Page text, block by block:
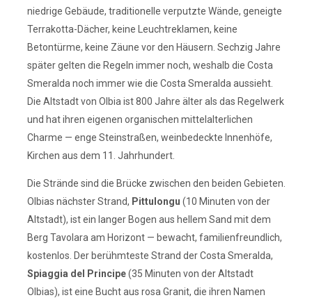
niedrige Gebäude, traditionelle verputzte Wände, geneigte
Terrakotta-Dächer, keine Leuchtreklamen, keine
Betontürme, keine Zäune vor den Häusern. Sechzig Jahre
später gelten die Regeln immer noch, weshalb die Costa
Smeralda noch immer wie die Costa Smeralda aussieht.
Die Altstadt von Olbia ist 800 Jahre älter als das Regelwerk
und hat ihren eigenen organischen mittelalterlichen
Charme — enge Steinstraßen, weinbedeckte Innenhöfe,
Kirchen aus dem 11. Jahrhundert.
Die Strände sind die Brücke zwischen den beiden Gebieten.
Olbias nächster Strand, Pittulongu (10 Minuten von der
Altstadt), ist ein langer Bogen aus hellem Sand mit dem
Berg Tavolara am Horizont — bewacht, familienfreundlich,
kostenlos. Der berühmteste Strand der Costa Smeralda,
Spiaggia del Principe(35 Minuten von der Altstadt
Olbias), ist eine Bucht aus rosa Granit, die ihren Namen